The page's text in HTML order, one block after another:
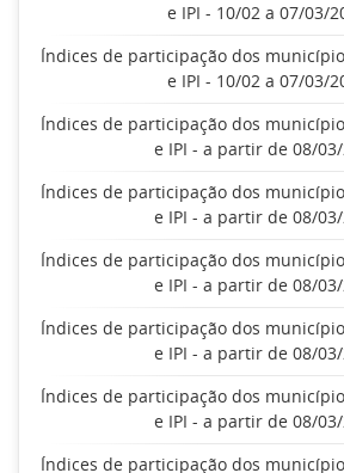
e IPI - 10/02 a 07/03/
Índices de participação dos
e IPI - 10/02 a 07/03/
Índices de participação dos
e IPI - a partir de 08/
Índices de participação dos
e IPI - a partir de 08/
Índices de participação dos
e IPI - a partir de 08/
Índices de participação dos
e IPI - a partir de 08/
Índices de participação dos
e IPI - a partir de 08/
Índices de participação dos